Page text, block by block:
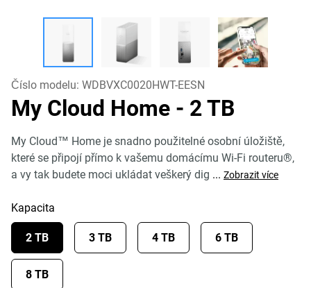
Číslo modelu: WDBVXC0020HWT-EESN
My Cloud Home - 2 TB
My Cloud™ Home je snadno použitelné osobní úložiště,
které se připojí přímo k vašemu domácímu Wi-Fi routeru®,
a vy tak budete moci ukládat veškerý dig ... Zobrazit více
Kapacita
2 TB 3 TB 4 TB 6 TB
8 TB